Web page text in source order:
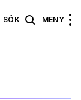
SÖK MENY